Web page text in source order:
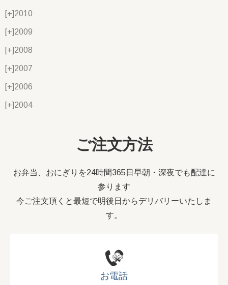
[+]2010
[+]2009
[+]2008
[+]2007
[+]2006
[+]2004
ご注文方法
お弁当、おにぎりを24時間365日早朝・深夜でも配達に
参ります
今ご注文頂くと最短で明後日からデリバリーいたしま
す。
お電話